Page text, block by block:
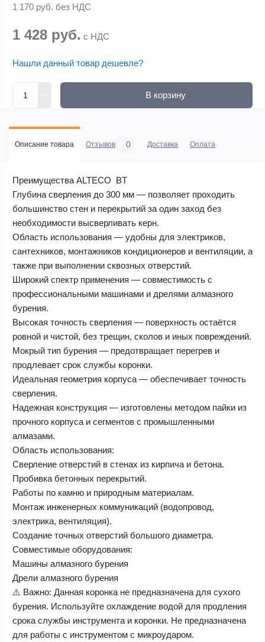
1 170 руб. без НДС
1 428 руб. с НДС
Нашли данный товар дешевле?
В корзину
Описание товара Отзывов 0 Доставка Оплата
Преимущества ALTECO BT ​​
Глубина сверления до 300 мм — позволяет проходить
большинство стен и перекрытий за один заход без
необходимости высверливать керн.
Область использования — удобны для электриков,
сантехников, монтажников кондиционеров и вентиляции, а
также при выполнении сквозных отверстий.
Широкий спектр применения — совместимость с
профессиональными машинами и дрелями алмазного
бурения.
Высокая точность сверления — поверхность остаётся
ровной и чистой, без трещин, сколов и иных повреждений.
Мокрый тип бурения — предотвращает перегрев и
продлевает срок службы коронки.
Идеальная геометрия корпуса — обеспечивает точность
сверления.
Надежная конструкция — изготовлены методом пайки из
прочного корпуса и сегментов с промышленными
алмазами.
Область использования:
Сверление отверстий в стенах из кирпича и бетона.
Пробивка бетонных перекрытий.
Работы по камню и природным материалам.
Монтаж инженерных коммуникаций (водопровод,
электрика, вентиляция).
Создание точных отверстий большого диаметра.
Совместимые оборудования:
Машины алмазного бурения
Дрели алмазного бурения
⚠️ Важно: Данная коронка не предназначена для сухого
бурения. Используйте охлаждение водой для продления
срока службы инструмента и коронки. Не предназначена
для работы с инструментом с микроударом.